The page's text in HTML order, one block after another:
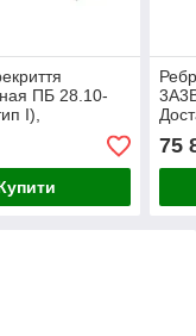
ПБ 28.10-
І),
75